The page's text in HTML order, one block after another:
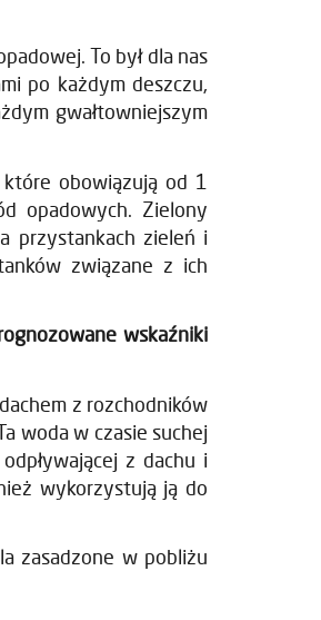
To był dla nas
po każdym deszczu,
gwałtowniejszym
obowiązują od 1
opadowych. Zielony
przystankach zieleń i
związane z ich
wskaźniki
z rozchodników
woda w czasie suchej
z dachu i
wykorzystują ją do
zasadzone w pobliżu